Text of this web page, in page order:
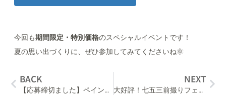
今回も期間限定・特別価格のスペシャルイベントです！
夏の思い出づくりに、ぜひ参加してみてくださいね🌞
BACK
【応募締切ました】ペインティングフォト2025🎨
NEXT
大好評！七五三前撮りフェア開催中！